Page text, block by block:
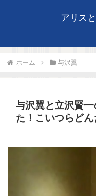
アリス
ホーム 与沢翼
与沢翼と立沢賢
た！こいつらど